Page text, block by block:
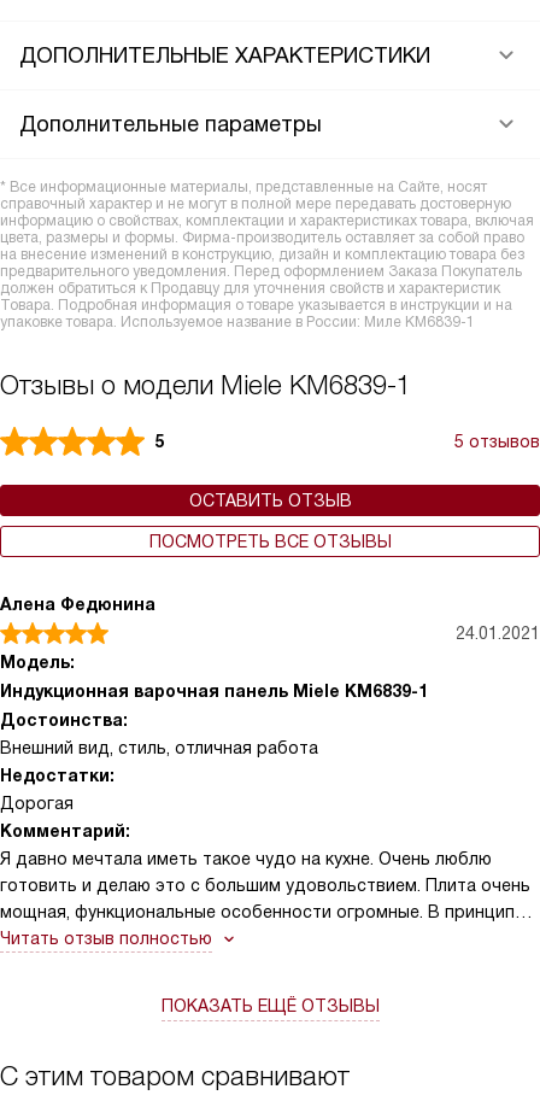
ДОПОЛНИТЕЛЬНЫЕ ХАРАКТЕРИСТИКИ
Дополнительные параметры
* Все информационные материалы, представленные на Сайте, носят
справочный характер и не могут в полной мере передавать достоверную
информацию о свойствах, комплектации и характеристиках товара, включая
цвета, размеры и формы. Фирма-производитель оставляет за собой право
на внесение изменений в конструкцию, дизайн и комплектацию товара без
предварительного уведомления. Перед оформлением Заказа Покупатель
должен обратиться к Продавцу для уточнения свойств и характеристик
Товара. Подробная информация о товаре указывается в инструкции и на
упаковке товара. Используемое название в России: Миле KM6839-1
Отзывы о модели Miele KM6839-1
5 5 отзывов
ОСТАВИТЬ ОТЗЫВ
ПОСМОТРЕТЬ ВСЕ ОТЗЫВЫ
Алена Федюнина
24.01.2021
Модель:
Индукционная варочная панель Miele KM6839-1
Достоинства:
Внешний вид, стиль, отличная работа
Недостатки:
Дорогая
Комментарий:
Я давно мечтала иметь такое чудо на кухне. Очень люблю
готовить и делаю это с большим удовольствием. Плита очень
мощная, функциональные особенности огромные. В принципе,
изделие очень высокого качества. Всё работает, как и должно
Читать отзыв полностью
ПОКАЗАТЬ ЕЩЁ ОТЗЫВЫ
С этим товаром сравнивают